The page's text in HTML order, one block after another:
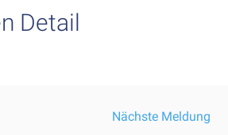
Detail
Nächste Meldung